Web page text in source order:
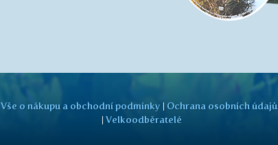
Vše o nákupu a obchodní podmínky Ochrana osobních údajů
Velkoodběratelé